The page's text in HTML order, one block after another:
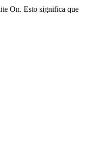
On. Esto significa que